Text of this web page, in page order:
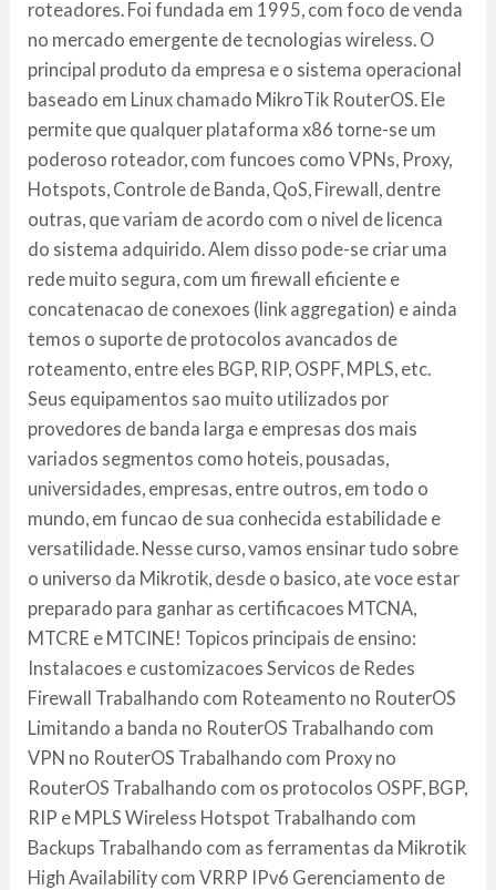
roteadores. Foi fundada em 1995, com foco de venda
no mercado emergente de tecnologias wireless. O
principal produto da empresa e o sistema operacional
baseado em Linux chamado MikroTik RouterOS. Ele
permite que qualquer plataforma x86 torne-se um
poderoso roteador, com funcoes como VPNs, Proxy,
Hotspots, Controle de Banda, QoS, Firewall, dentre
outras, que variam de acordo com o nivel de licenca
do sistema adquirido. Alem disso pode-se criar uma
rede muito segura, com um firewall eficiente e
concatenacao de conexoes (link aggregation) e ainda
temos o suporte de protocolos avancados de
roteamento, entre eles BGP, RIP, OSPF, MPLS, etc.
Seus equipamentos sao muito utilizados por
provedores de banda larga e empresas dos mais
variados segmentos como hoteis, pousadas,
universidades, empresas, entre outros, em todo o
mundo, em funcao de sua conhecida estabilidade e
versatilidade. Nesse curso, vamos ensinar tudo sobre
o universo da Mikrotik, desde o basico, ate voce estar
preparado para ganhar as certificacoes MTCNA,
MTCRE e MTCINE! Topicos principais de ensino:
Instalacoes e customizacoes Servicos de Redes
Firewall Trabalhando com Roteamento no RouterOS
Limitando a banda no RouterOS Trabalhando com
VPN no RouterOS Trabalhando com Proxy no
RouterOS Trabalhando com os protocolos OSPF, BGP,
RIP e MPLS Wireless Hotspot Trabalhando com
Backups Trabalhando com as ferramentas da Mikrotik
High Availability com VRRP IPv6 Gerenciamento de